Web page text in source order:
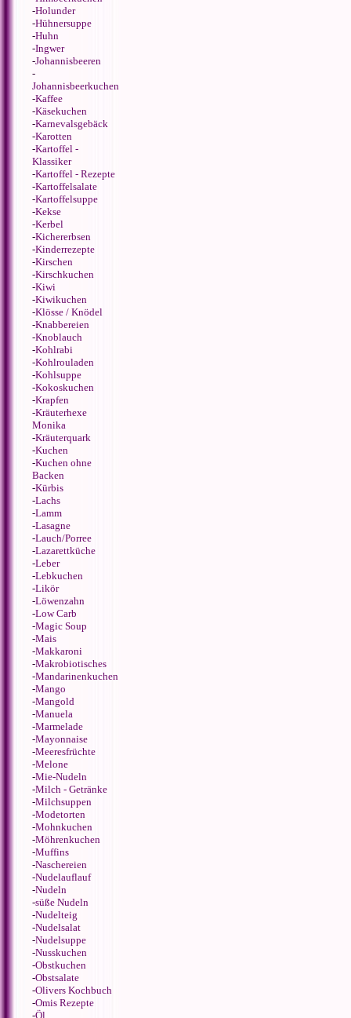
-Holunder
-Hühnersuppe
-Huhn
-Ingwer
-Johannisbeeren
-
Johannisbeerkuchen
-Kaffee
-Käsekuchen
-Karnevalsgebäck
-Karotten
-Kartoffel -
Klassiker
-Kartoffel - Rezepte
-Kartoffelsalate
-Kartoffelsuppe
-Kekse
-Kerbel
-Kichererbsen
-Kinderrezepte
-Kirschen
-Kirschkuchen
-Kiwi
-Kiwikuchen
-Klösse / Knödel
-Knabbereien
-Knoblauch
-Kohlrabi
-Kohlrouladen
-Kohlsuppe
-Kokoskuchen
-Krapfen
-Kräuterhexe
Monika
-Kräuterquark
-Kuchen
-Kuchen ohne
Backen
-Kürbis
-Lachs
-Lamm
-Lasagne
-Lauch/Porree
-Lazarettküche
-Leber
-Lebkuchen
-Likör
-Löwenzahn
-Low Carb
-Magic Soup
-Mais
-Makkaroni
-Makrobiotisches
-Mandarinenkuchen
-Mango
-Mangold
-Manuela
-Marmelade
-Mayonnaise
-Meeresfrüchte
-Melone
-Mie-Nudeln
-Milch - Getränke
-Milchsuppen
-Modetorten
-Mohnkuchen
-Möhrenkuchen
-Muffins
-Naschereien
-Nudelauflauf
-Nudeln
-süße Nudeln
-Nudelteig
-Nudelsalat
-Nudelsuppe
-Nusskuchen
-Obstkuchen
-Obstsalate
-Olivers Kochbuch
-Omis Rezepte
-Öl